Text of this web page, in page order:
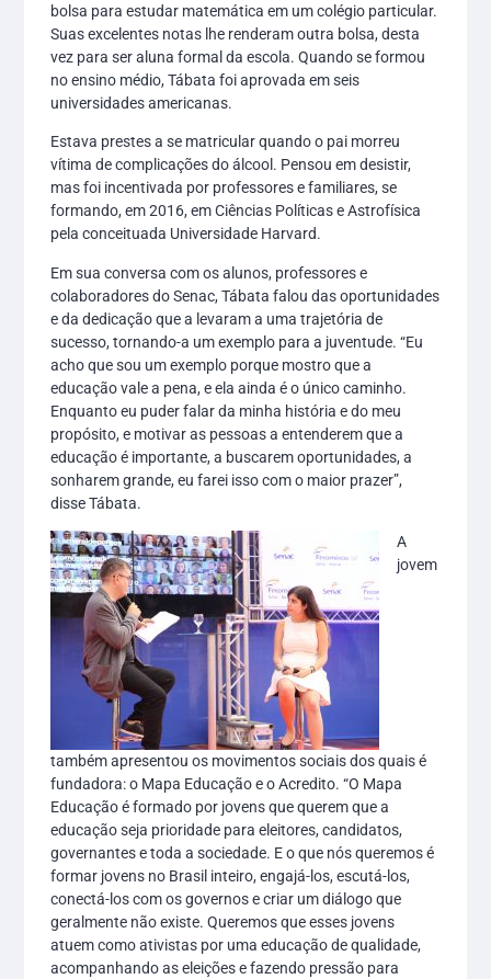
bolsa para estudar matemática em um colégio particular.
Suas excelentes notas lhe renderam outra bolsa, desta
vez para ser aluna formal da escola. Quando se formou
no ensino médio, Tábata foi aprovada em seis
universidades americanas.
Estava prestes a se matricular quando o pai morreu
vítima de complicações do álcool. Pensou em desistir,
mas foi incentivada por professores e familiares, se
formando, em 2016, em Ciências Políticas e Astrofísica
pela conceituada Universidade Harvard.
Em sua conversa com os alunos, professores e
colaboradores do Senac, Tábata falou das oportunidades
e da dedicação que a levaram a uma trajetória de
sucesso, tornando-a um exemplo para a juventude. “Eu
acho que sou um exemplo porque mostro que a
educação vale a pena, e ela ainda é o único caminho.
Enquanto eu puder falar da minha história e do meu
propósito, e motivar as pessoas a entenderem que a
educação é importante, a buscarem oportunidades, a
sonharem grande, eu farei isso com o maior prazer”,
disse Tábata.
A
jovem
também apresentou os movimentos sociais dos quais é
fundadora: o Mapa Educação e o Acredito. “O Mapa
Educação é formado por jovens que querem que a
educação seja prioridade para eleitores, candidatos,
governantes e toda a sociedade. E o que nós queremos é
formar jovens no Brasil inteiro, engajá-los, escutá-los,
conectá-los com os governos e criar um diálogo que
geralmente não existe. Queremos que esses jovens
atuem como ativistas por uma educação de qualidade,
acompanhando as eleições e fazendo pressão para